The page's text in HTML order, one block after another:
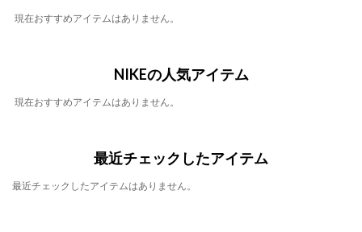
現在おすすめアイテムはありません。
NIKEの人気アイテム
現在おすすめアイテムはありません。
最近チェックしたアイテム
最近チェックしたアイテムはありません。